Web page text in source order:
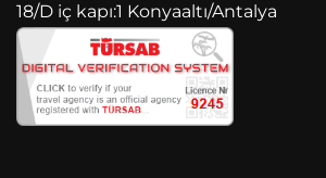
18/D iç kapı:1 Konyaaltı/Antalya